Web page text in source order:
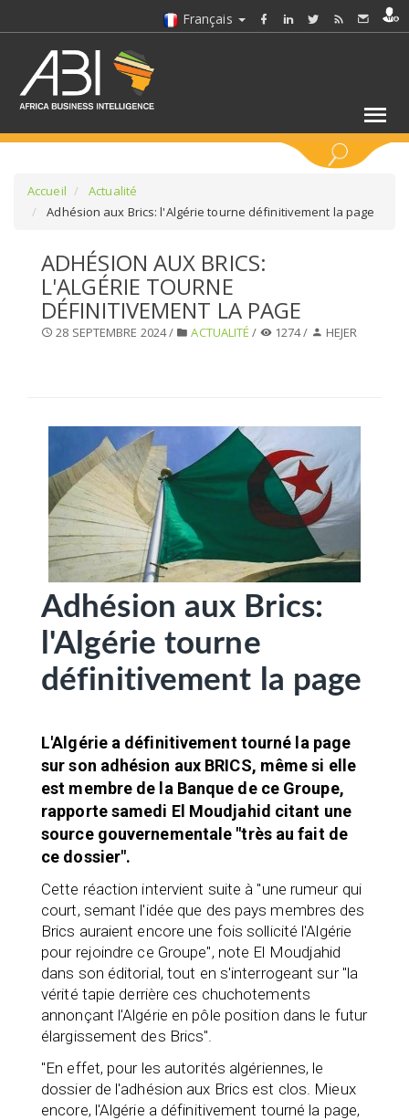
Français
SÉLECTIONNEZ UN/DES SECTEURS
SÉLECTIONNEZ UN DOSSIER
SELECTIONNEZ UNE SECTION
SÉLECTIONNEZ UN/DES PAYS
Accueil
Actualité
Adhésion aux Brics: l'Algérie tourne définitivement la page
ADHÉSION AUX BRICS:
L'ALGÉRIE TOURNE
DÉFINITIVEMENT LA PAGE
28 SEPTEMBRE 2024 / ACTUALITÉ / 1274 / HEJER
Adhésion aux Brics:
l'Algérie tourne
définitivement la page
L'Algérie a définitivement tourné la page
sur son adhésion aux BRICS, même si elle
est membre de la Banque de ce Groupe,
rapporte samedi El Moudjahid citant une
source gouvernementale "très au fait de
ce dossier".
Cette réaction intervient suite à "une rumeur qui
court, semant l'idée que des pays membres des
Brics auraient encore une fois sollicité l'Algérie
pour rejoindre ce Groupe", note El Moudjahid
dans son éditorial, tout en s'interrogeant sur "la
vérité tapie derrière ces chuchotements
annonçant l'Algérie en pôle position dans le futur
élargissement des Brics".
"En effet, pour les autorités algériennes, le
dossier de l'adhésion aux Brics est clos. Mieux
encore, l'Algérie a définitivement tourné la page,